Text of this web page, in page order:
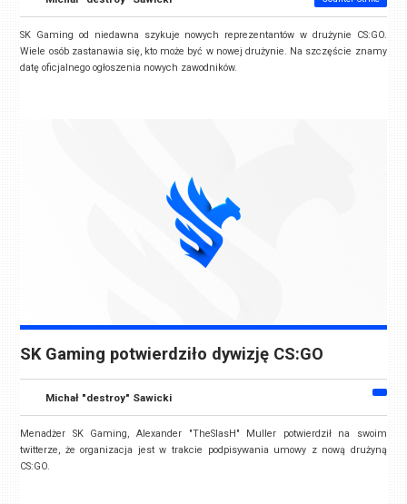
SK Gaming od niedawna szykuje nowych reprezentantów w drużynie CS:GO.
Wiele osób zastanawia się, kto może być w nowej drużynie. Na szczęście znamy
datę oficjalnego ogłoszenia nowych zawodników.
SK Gaming potwierdziło dywizję CS:GO
Michał "destroy" Sawicki
Menadżer SK Gaming, Alexander "TheSlasH" Muller
potwierdził na swoim
twitterze, że organizacja jest w trakcie podpisywania umowy z nową drużyną
CS:GO.